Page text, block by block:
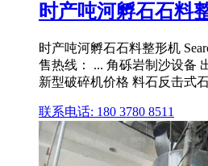
时产吨河孵石石料
时产吨河孵石石料整形机
售热线： ... 角砾岩制沙设备
新型破碎机价格 料石反击式
联系电话: 180 3780 8511